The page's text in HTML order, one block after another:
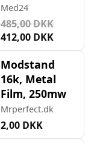
Med24
485,00 DKK
412,00 DKK
Modstand
16k, Metal
Film, 250mw
Mrperfect.dk
2,00 DKK